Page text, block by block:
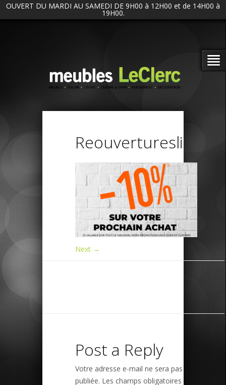
OUVERT DU MARDI AU SAMEDI DE 9H00 à 12H00 et de 14H00 à
19H00.
Reouverturesli
Next →
Post a Reply
Votre adresse e-mail ne sera pas
publiée. Les champs obligatoires